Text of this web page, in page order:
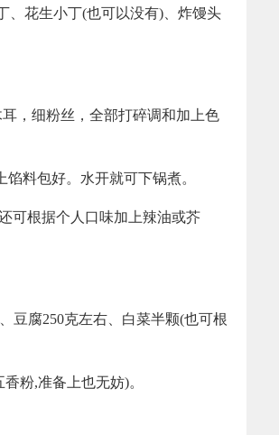
、花生小丁(也可以没有)、炸馒头
，细粉丝，全部打碎调和加上色
料包好。水开就可下锅煮。
可根据个人口味加上辣油或芥
豆腐250克左右、白菜半颗(也可根
粉,准备上也无妨)。